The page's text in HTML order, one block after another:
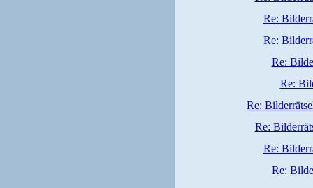
Re:
Re:
Re:
Re:
Re:
Re:
Re:
Re: